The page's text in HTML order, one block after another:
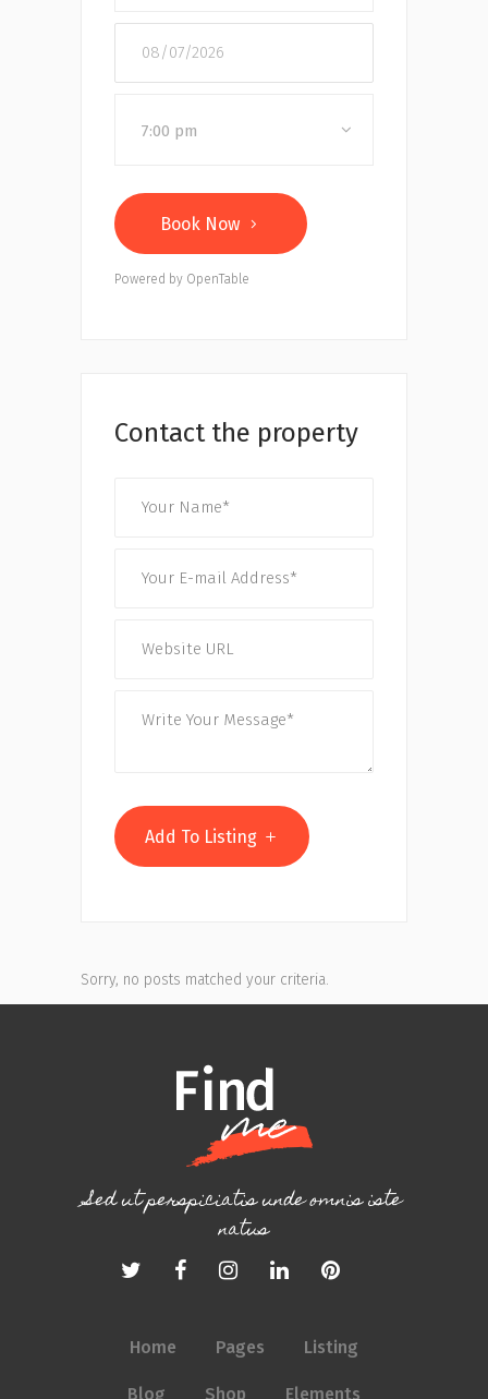
7:00 pm
Book Now
Powered by OpenTable
Contact the property
Add To Listing
Sorry, no posts matched your criteria.
Sed ut perspiciatis unde omnis iste
natus
Home Pages Listing
Blog Shop Elements